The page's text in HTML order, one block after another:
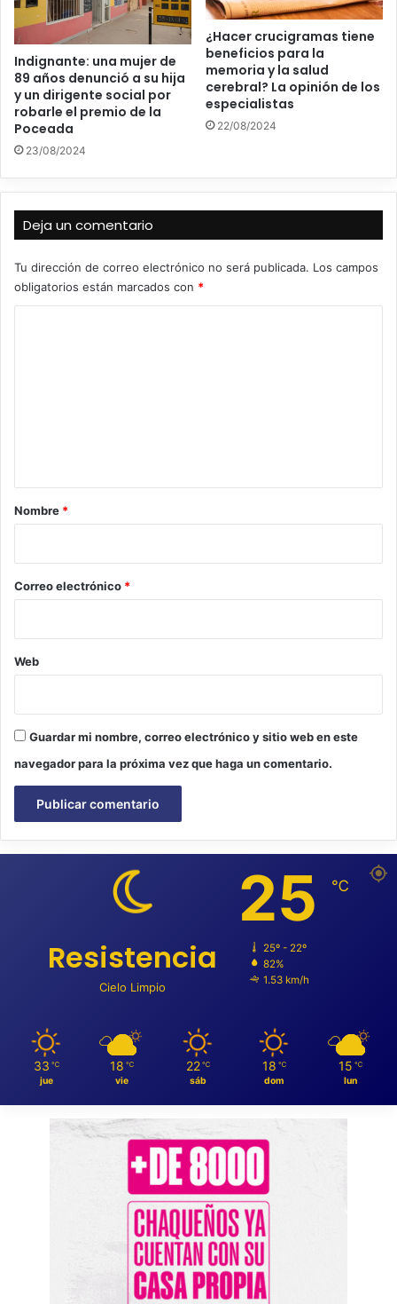
Indignante: una mujer de
89 años denunció a su hija
y un dirigente social por
robarle el premio de la
Poceada
23/08/2024
¿Hacer crucigramas tiene
beneficios para la
memoria y la salud
cerebral? La opinión de los
especialistas
22/08/2024
Deja un comentario
Tu dirección de correo electrónico no será publicada. Los campos
obligatorios están marcados con *
r
*
Nombre *
Correo electrónico *
Web
Guardar mi nombre, correo electrónico y sitio web en este
navegador para la próxima vez que haga un comentario.
Resistencia
Cielo Limpio
25 ℃
25º - 22º
82%
1.53 km/h
33 ℃
jue
18 ℃
vie
22 ℃
sáb
18 ℃
dom
15 ℃
lun